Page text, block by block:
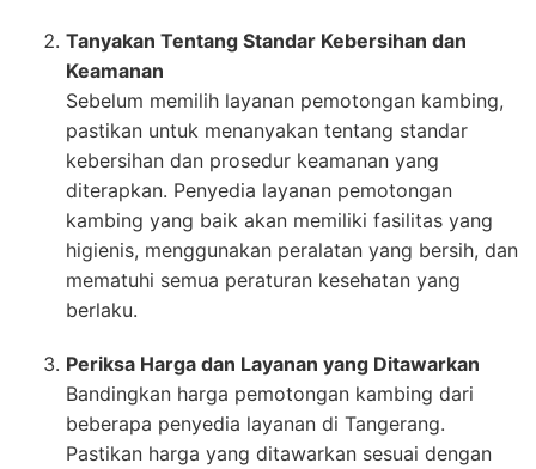
Tanyakan Tentang Standar Kebersihan dan
Keamanan
Sebelum memilih layanan pemotongan kambing,
pastikan untuk menanyakan tentang standar
kebersihan dan prosedur keamanan yang
diterapkan. Penyedia layanan pemotongan
kambing yang baik akan memiliki fasilitas yang
higienis, menggunakan peralatan yang bersih, dan
mematuhi semua peraturan kesehatan yang
berlaku.
Periksa Harga dan Layanan yang Ditawarkan
Bandingkan harga pemotongan kambing dari
beberapa penyedia layanan di Tangerang.
Pastikan harga yang ditawarkan sesuai dengan